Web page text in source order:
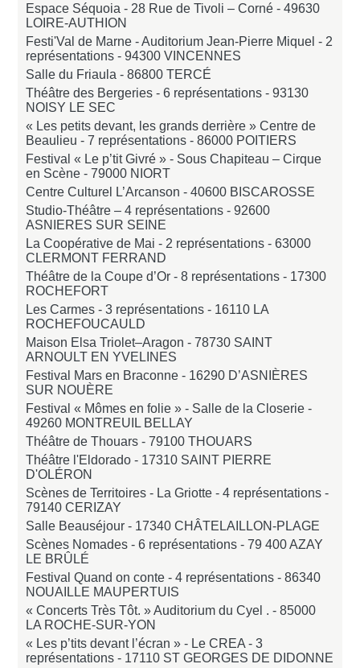
Espace Séquoia - 28 Rue de Tivoli – Corné -49630
LOIRE-AUTHION
Festi'Val de Marne - Auditorium Jean-Pierre Miquel - 2
représentations -94300 VINCENNES
Salle du Friaula -86800 TERCÉ
Théâtre des Bergeries - 6 représentations -93130
NOISY LE SEC
« Les petits devant, les grands derrière » Centre de
Beaulieu - 7 représentations -86000 POITIERS
Festival « Le p’tit Givré » - Sous Chapiteau – Cirque
en Scène -79000 NIORT
Centre Culturel L’Arcanson -40600 BISCAROSSE
Studio-Théâtre – 4 représentations -92600
ASNIERES SUR SEINE
La Coopérative de Mai - 2 représentations -63000
CLERMONT FERRAND
Théâtre de la Coupe d’Or - 8 représentations - 17300
ROCHEFORT
Les Carmes - 3 représentations - 16110 LA
ROCHEFOUCAULD
Maison Elsa Triolet–Aragon -78730 SAINT
ARNOULT EN YVELINES
Festival Mars en Braconne - 16290 D’ASNIÈRES
SUR NOUÈRE
Festival « Mômes en folie » - Salle de la Closerie -
49260 MONTREUIL BELLAY
Théâtre de Thouars -79100 THOUARS
Théâtre l'Eldorado - 17310 SAINT PIERRE
D'OLÉRON
Scènes de Territoires - La Griotte - 4 représentations -
79140 CERIZAY
Salle Beauséjour - 17340 CHÂTELAILLON-PLAGE
Scènes Nomades - 6 représentations -79 400 AZAY
LE BRÛLÉ
Festival Quand on conte - 4 représentations -86340
NOUAILLE MAUPERTUIS
« Concerts Très Tôt. » Auditorium du Cyel . -85000
LA ROCHE-SUR-YON
« Les p’tits devant l’écran » - Le CREA - 3
représentations - 17110 ST GEORGES DE DIDONNE